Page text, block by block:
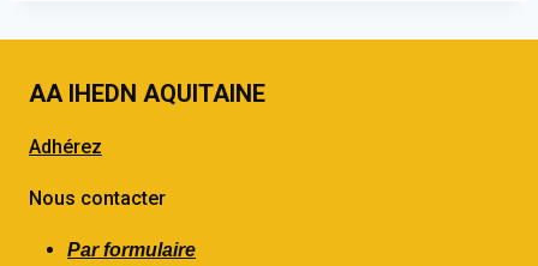
AA IHEDN AQUITAINE
Adhérez
Nous contacter
Par formulaire